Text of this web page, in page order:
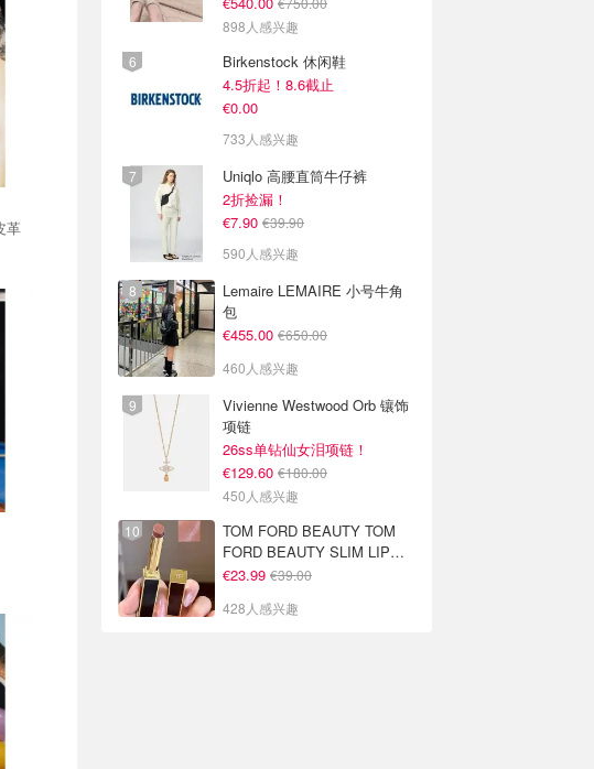
革
898人感兴趣
Birkenstock 休闲鞋
4.5折起！8.6截止
€0.00
733人感兴趣
Uniqlo 高腰直筒牛仔裤
2折捡漏！
€7.90 €39.90
590人感兴趣
Lemaire LEMAIRE 小号牛角
包
€455.00 €650.00
460人感兴趣
Vivienne Westwood Orb 镶饰
项链
26ss单钻仙女泪项链！
€129.60 €180.00
450人感兴趣
TOM FORD BEAUTY TOM
FORD BEAUTY SLIM LIP
COLOR SHINE 口红 open
€23.99 €39.00
428人感兴趣